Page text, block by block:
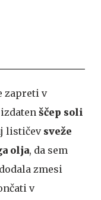
zapreti v
ščep soli
lističev sveže
olja, da sem
zmesi
v